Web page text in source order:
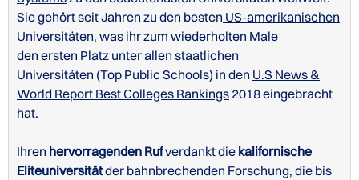
Sie gehört seit Jahren zu den besten US-amerikanischen
Universitäten, was ihr zum wiederholten Male
den ersten Platz unter allen staatlichen
Universitäten (Top Public Schools) in den U.S News &
World Report Best Colleges Rankings 2018 eingebracht
hat.
Ihren hervorragenden Rufverdankt die kalifornische
Eliteuniversitätder bahnbrechenden Forschung, die bis